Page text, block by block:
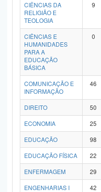
CIÊNCIAS DA
RELIGIÃO E
TEOLOGIA
9
CIÊNCIAS E
HUMANIDADES
PARA A
EDUCAÇÃO
BÁSICA
0
COMUNICAÇÃO E
INFORMAÇÃO
46
DIREITO 50
ECONOMIA
25
EDUCAÇÃO
98
EDUCAÇÃO FÍSICA
22
ENFERMAGEM
29
ENGENHARIAS I
42